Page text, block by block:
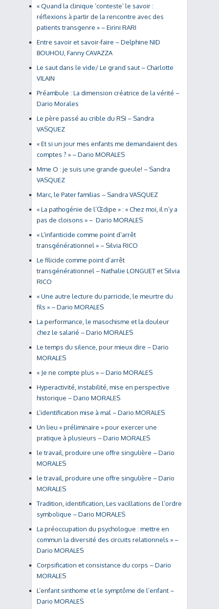
« Quand la clinique ‘conteste’ le savoir :
réflexions à partir de la rencontre avec des
patients transgenre » – Eirini RARI
Entre savoir et savoir-faire – Delphine NID
BOUHOU, Fanny CAVAZZA
Le saut dans le vide/ Le grand saut – Charlotte
VILAIN
Préambule : La dimension créatrice de la vérité –
Dario Morales
Le père passé au crible du RSI – Sandra
VASQUEZ
« Et si un jour mes enfants me demandaient des
comptes ? » – Dario MORALES
Mme O : je suis une grande gueule! – Sandra
VASQUEZ
Marc, le Pater familias – Sandra VASQUEZ
« La pathogénie de l’Œdipe » : « Chez moi, il n’y a
pas de cloisons » – Dario MORALES
« L’infanticide comme point d’arrêt
transgénérationnel » – Silvia RICO
Le filicide comme point d’arrêt
transgénérationnel – Nathalie LONGUET et Silvia
RICO
« Une autre lecture du parricide, le meurtre du
fils » – Dario MORALES
La performance, le masochisme et la douleur
chez le salarié – Dario MORALES
Le temps du silence, pour mieux dire – Dario
MORALES
« Je ne compte plus » – Dario MORALES
Hyperactivité, instabilité, mise en perspective
historique – Dario MORALES
L’identification mise à mal – Dario MORALES
Un lieu « préliminaire » pour exercer une
pratique à plusieurs – Dario MORALES
le travail, produire une offre singulière – Dario
MORALES
le travail, produire une offre singulière – Dario
MORALES
Tradition, identification, Les vacillations de l’ordre
symbolique – Dario MORALES
La préoccupation du psychologue : mettre en
commun la diversité des circuits relationnels » –
Dario MORALES
Corpsification et consistance du corps – Dario
MORALES
L’enfant sinthome et le symptôme de l’enfant –
Dario MORALES